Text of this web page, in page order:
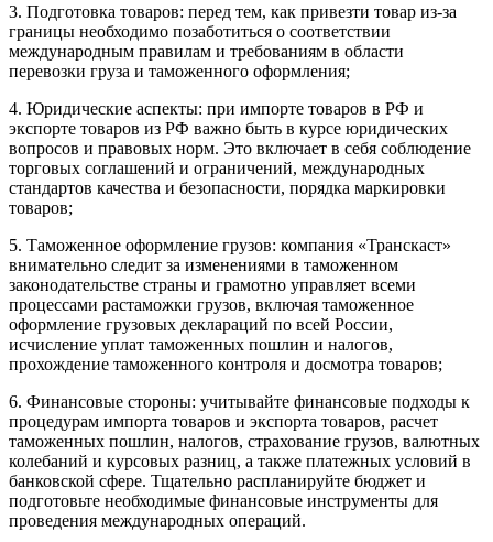
3. Подготовка товаров: перед тем, как привезти товар из-за
границы необходимо позаботиться о соответствии
международным правилам и требованиям в области
перевозки груза и таможенного оформления;
4. Юридические аспекты: при импорте товаров в РФ и
экспорте товаров из РФ важно быть в курсе юридических
вопросов и правовых норм. Это включает в себя соблюдение
торговых соглашений и ограничений, международных
стандартов качества и безопасности, порядка маркировки
товаров;
5. Таможенное оформление грузов: компания «Транскаст»
внимательно следит за изменениями в таможенном
законодательстве страны и грамотно управляет всеми
процессами растаможки грузов, включая таможенное
оформление грузовых деклараций по всей России,
исчисление уплат таможенных пошлин и налогов,
прохождение таможенного контроля и досмотра товаров;
6. Финансовые стороны: учитывайте финансовые подходы к
процедурам импорта товаров и экспорта товаров, расчет
таможенных пошлин, налогов, страхование грузов, валютных
колебаний и курсовых разниц, а также платежных условий в
банковской сфере. Тщательно распланируйте бюджет и
подготовьте необходимые финансовые инструменты для
проведения международных операций.